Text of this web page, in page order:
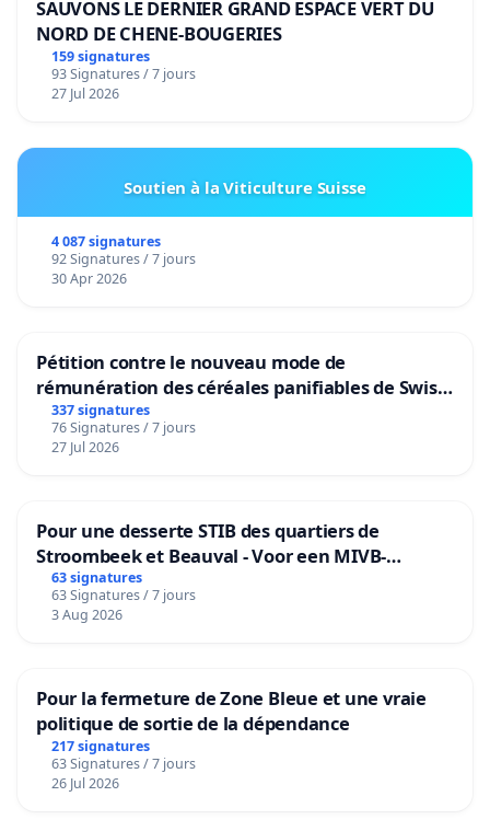
SAUVONS LE DERNIER GRAND ESPACE VERT DU
NORD DE CHENE-BOUGERIES
159 signatures
93 Signatures / 7 jours
27 Jul 2026
Soutien à la Viticulture Suisse
4 087 signatures
92 Signatures / 7 jours
30 Apr 2026
Pétition contre le nouveau mode de
rémunération des céréales panifiables de Swiss
granum basé sur la teneur en protéines
337 signatures
76 Signatures / 7 jours
27 Jul 2026
Pour une desserte STIB des quartiers de
Stroombeek et Beauval - Voor een MIVB-
bediening van de wijken Strombeek en Het
Voor
63 signatures
63 Signatures / 7 jours
3 Aug 2026
Pour la fermeture de Zone Bleue et une vraie
politique de sortie de la dépendance
217 signatures
63 Signatures / 7 jours
26 Jul 2026